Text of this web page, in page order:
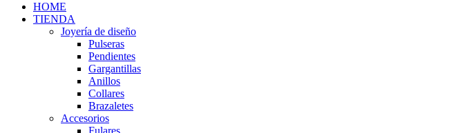
HOME
TIENDA
Joyería de diseño
Pulseras
Pendientes
Gargantillas
Anillos
Collares
Brazaletes
Accesorios
Fulares